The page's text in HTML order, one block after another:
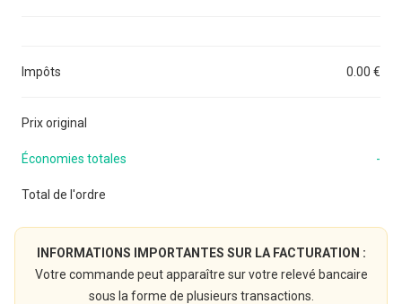
Impôts 0.00 €
Prix original
Économies totales -
Total de l'ordre
INFORMATIONS IMPORTANTES SUR LA FACTURATION :
Votre commande peut apparaître sur votre relevé bancaire
sous la forme de plusieurs transactions.